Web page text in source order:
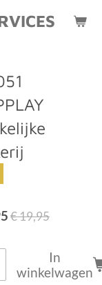
€ 19,95
In
winkelwagen